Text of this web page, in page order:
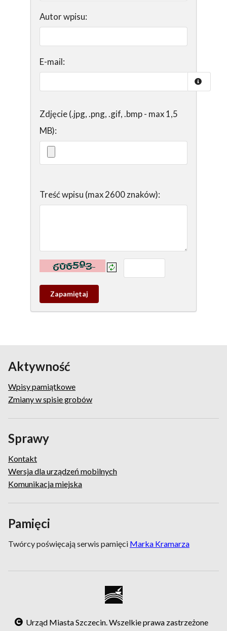
Autor wpisu:
E-mail:
Zdjęcie (.jpg, .png, .gif, .bmp - max 1,5
MB):
Treść wpisu (max 2600 znaków):
Kontrola - wprowadź tekst z obrazka:
Zapamietaj
wpis
Aktywność
Wpisy pamiątkowe
Zmiany w spisie grobów
Sprawy
Kontakt
Wersja dla urządzeń mobilnych
Komunikacja miejska
Pamięci
Twórcy poświęcają serwis pamięci Marka Kramarza
Urząd Miasta Szczecin. Wszelkie prawa zastrzeżone